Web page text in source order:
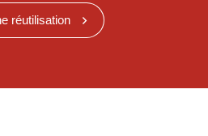
réutilisation